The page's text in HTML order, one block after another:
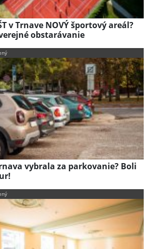
v Trnave NOVÝ športový areál?
obstarávanie
vybrala za parkovanie? Boli